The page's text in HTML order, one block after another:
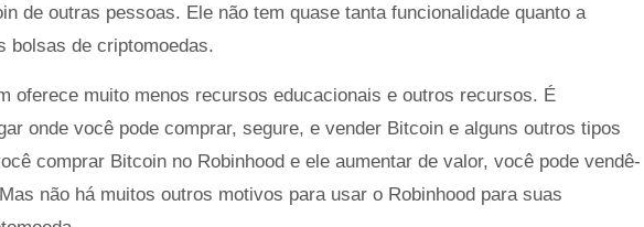
de outras pessoas. Ele não tem quase tanta funcionalidade quanto a
bolsas de criptomoedas.
oferece muito menos recursos educacionais e outros recursos. É
onde você pode comprar, segure, e vender Bitcoin e alguns outros tipos
comprar Bitcoin no Robinhood e ele aumentar de valor, você pode vendê-
não há muitos outros motivos para usar o Robinhood para suas